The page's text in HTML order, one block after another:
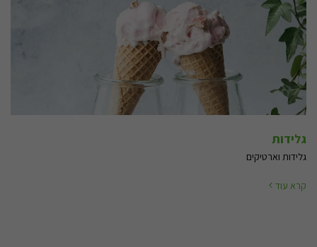
גלידות
גלידות וארטיקים
קרא עוד